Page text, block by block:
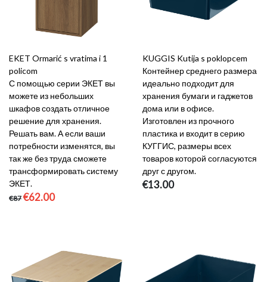
EKET Ormarić s vratima i 1
policom
С помощью серии ЭКЕТ вы
можете из небольших
шкафов создать отличное
решение для хранения.
Решать вам. А если ваши
потребности изменятся, вы
так же без труда сможете
трансформировать систему
ЭКЕТ.
€87 €62.00
KUGGIS Kutija s poklopcem
Контейнер среднего размера
идеально подходит для
хранения бумаги и гаджетов
дома или в офисе.
Изготовлен из прочного
пластика и входит в серию
КУГГИС, размеры всех
товаров которой согласуются
друг с другом.
€13.00